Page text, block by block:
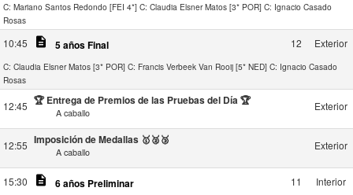
C: Mariano Santos Redondo [FEI 4*] C: Claudia Elsner Matos [3* POR] C: Ignacio Casado
Rosas
10:45 description 5 años Final 12 Exterior
C: Claudia Elsner Matos [3* POR] C: Francis Verbeek Van Rooij [5* NED] C: Ignacio Casado
Rosas
12:45 🏆 Entrega de Premios de las Pruebas del Día 🏆
A caballo
Exterior
12:55 Imposición de Medallas 🥇🥈🥉
A caballo
Exterior
15:30 description 6 años Preliminar 11 Interior